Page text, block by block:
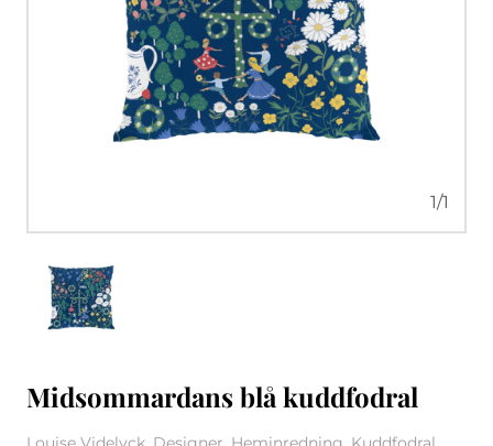
1/1
Midsommardans blå kuddfodral